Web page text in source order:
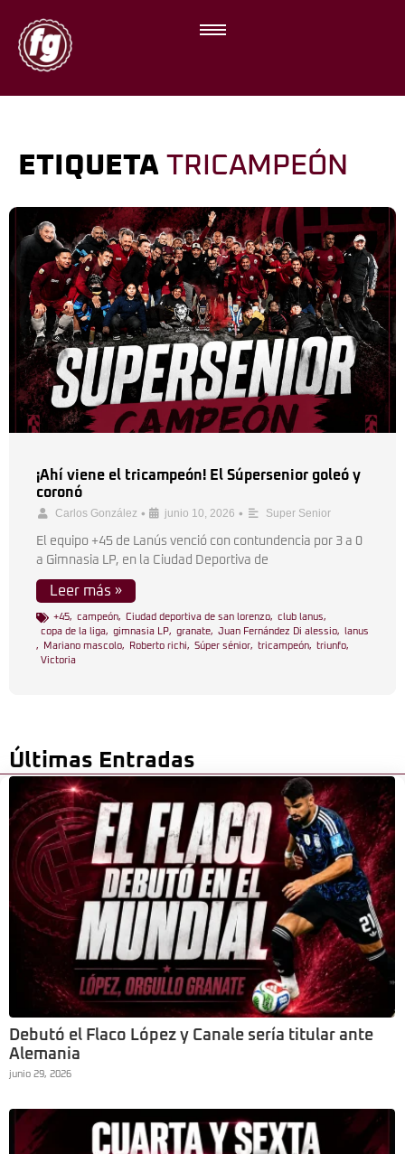
ETIQUETA TRICAMPEÓN
¡Ahí viene el tricampeón! El Súpersenior goleó y
coronó
Carlos González • junio 10, 2026 • Super Senior
El equipo +45 de Lanús venció con contundencia por 3 a 0
a Gimnasia LP, en la Ciudad Deportiva de
Leer más »
+45, campeón, Ciudad deportiva de san lorenzo, club lanus,
copa de la liga, gimnasia LP, granate, Juan Fernández Di alessio,
lanus
,
Mariano mascolo, Roberto richi, Súper sénior, tricampeón, triunfo,
Victoria
Últimas Entradas
Debutó el Flaco López y Canale sería titular ante
Alemania
junio 29, 2026